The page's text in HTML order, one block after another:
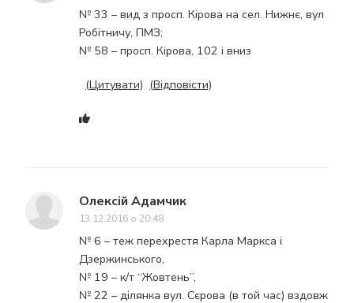
№ 33 – вид з просп. Кірова на сел. Нижнє, вул
Робітничу, ПМЗ;
№ 58 – просп. Кірова, 102 і вниз
(Цитувати) (Відповісти)
Олексій Адамчик
13.12.2016 о 20:48
№ 6 – теж перехрестя Карла Маркса і
Дзержинського,
№ 19 – к/т “Жовтень”,
№ 22 – ділянка вул. Сєрова (в той час) вздовж